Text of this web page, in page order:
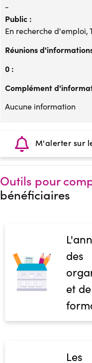
-
Public :
En recherche d'emploi,
Réunions
0 :
Complément
Aucune information
M'alerter sur
Outils pour
bénéficiaires
des
et
Les